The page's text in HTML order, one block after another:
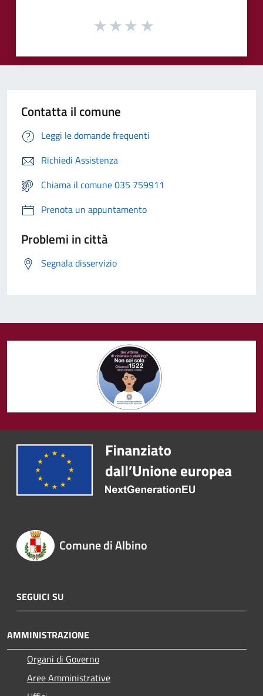
Contatta il comune
Leggi le domande frequenti
Richiedi Assistenza
Chiama il comune 035 759911
Prenota un appuntamento
Problemi in città
Segnala disservizio
Comune di Albino
SEGUICI SU
AMMINISTRAZIONE
Organi di Governo
Aree Amministrative